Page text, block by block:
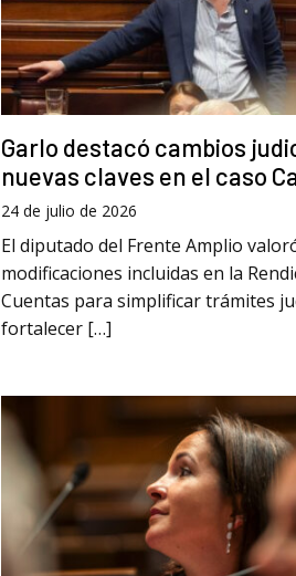
Garlo destacó cambios
nuevas claves en el caso
24 de julio de 2026
El diputado del Frente Amplio
modificaciones incluidas en la
Cuentas para simplificar trámites
fortalecer […]